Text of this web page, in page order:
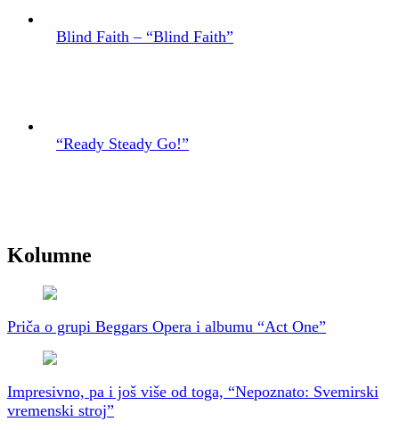
Blind Faith – “Blind Faith”
“Ready Steady Go!”
Kolumne
Priča o grupi Beggars Opera i albumu “Act One”
Impresivno, pa i još više od toga, “Nepoznato: Svemirski
vremenski stroj”